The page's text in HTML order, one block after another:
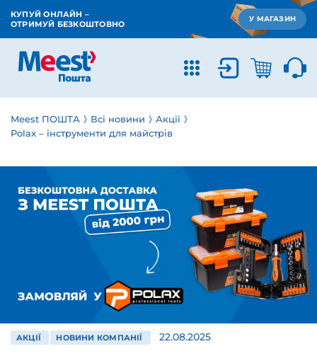
КУПУЙ ОНЛАЙН –
ОТРИМУЙ БЕЗКОШТОВНО
У МАГАЗИН
Meest ПОШТА Всі новини
Акції
Polax – інструменти для майстрів
АКЦІЇ НОВИНИ КОМПАНІЇ 22.08.2025